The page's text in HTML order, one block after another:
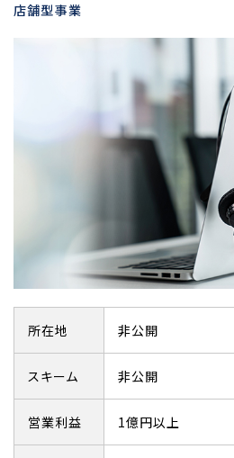
店舗型事業
所在地 非公開
スキーム 非公開
営業利益 1億円以上